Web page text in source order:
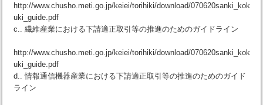
http://www.chusho.meti.go.jp/keiei/torihiki/download/070620sanki_kok
uki_guide.pdf
c.. 繊維産業における下請適正取引等の推進のためのガイドライン
http://www.chusho.meti.go.jp/keiei/torihiki/download/070620sanki_kok
uki_guide.pdf
d.. 情報通信機器産業における下請適正取引等の推進のためのガイド
ライン